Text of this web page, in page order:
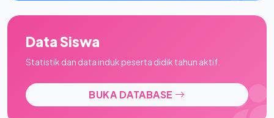
Data Siswa
Statistik dan data induk peserta didik tahun aktif.
BUKA DATABASE